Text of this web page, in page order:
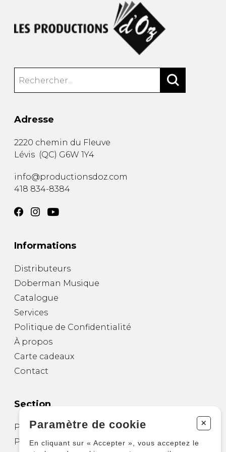
Adresse
2220 chemin du Fleuve
Lévis (QC) G6W 1Y4
info@productionsdoz.com
418 834-8384
Informations
Distributeurs
Doberman Musique
Catalogue
Services
Politique de Confidentialité
À propos
Carte cadeaux
Contact
Section
Partitions pour guitare
Partitions pour autres instruments
Paramètre de cookie +
En cliquant sur « Accepter », vous acceptez le